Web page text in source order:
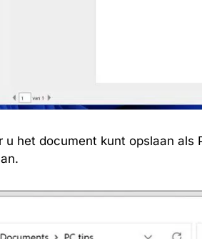
het document kunt opslaan als